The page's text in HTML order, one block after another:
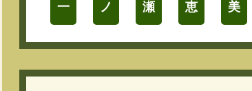
一 ノ 瀬 恵 美